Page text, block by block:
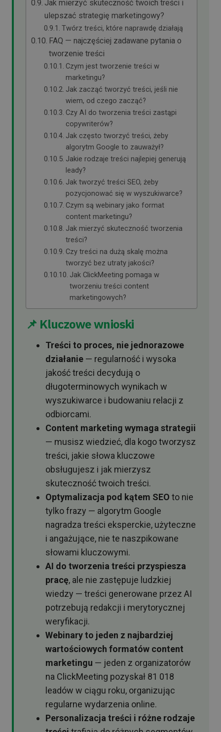
Jak mierzyć skuteczność twoich treści i
ulepszać strategię marketingowy?
Twórz treści, które naprawdę działają
FAQ — najczęściej zadawane pytania o
tworzenie treści
Czym jest tworzenie treści w
marketingu?
Jak zacząć tworzyć treści, jeśli nie
wiem, od czego zacząć?
Czy AI do tworzenia treści zastąpi
copywriterów?
Jak często tworzyć treści, żeby
algorytm Google to zauważył?
Jakie rodzaje treści najlepiej generują
leady?
Jak tworzyć treści SEO, żeby
pozycjonować się w wyszukiwarce?
Czym są webinary jako format
content marketingu?
Jak mierzyć skuteczność tworzenia
treści?
Czy treści na dużą skalę można
tworzyć bez utraty jakości?
Jak ClickMeeting pomaga w
tworzeniu treści content
marketingowych?
📌 Kluczowe wnioski
Treści to proces, nie jednorazowe
działanie — regularność i wysoka
jakość treści decydują o
długoterminowych wynikach w
wyszukiwarce i budowaniu relacji z
odbiorcami.
Content marketing wymaga strategii
— musisz wiedzieć, dla kogo tworzysz
treści, jakie słowa kluczowe
obsługujesz i jak mierzysz
skuteczność twoich treści.
Optymalizacja pod kątem SEO to nie
tylko frazy — algorytm Google
nagradza treści eksperckie, użyteczne
i angażujące, nie te naszpikowane
słowami kluczowymi.
AI do tworzenia treści przyspiesza
pracę, ale nie zastępuje ludzkiej
wiedzy — treści generowane przez AI
potrzebują redakcji i merytorycznej
weryfikacji.
Webinary to jeden z najbardziej
wartościowych formatów content
marketingu — jeden z organizatorów
na ClickMeeting pozyskał 81 018
leadów w ciągu roku, organizując
regularne wydarzenia online.
Personalizacja treści i różne rodzaje